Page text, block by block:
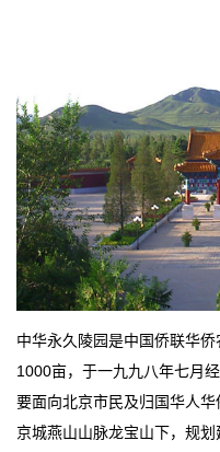
中华永久陵园是中国侨联华
1000亩，于一九九八年七月
要面向北京市民及归国华人
京城燕山山脉龙宝山下，规